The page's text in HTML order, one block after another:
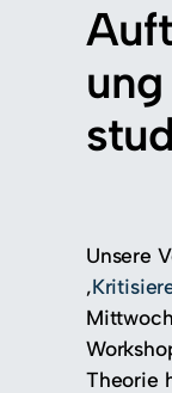
Unsere
‚
Theorie